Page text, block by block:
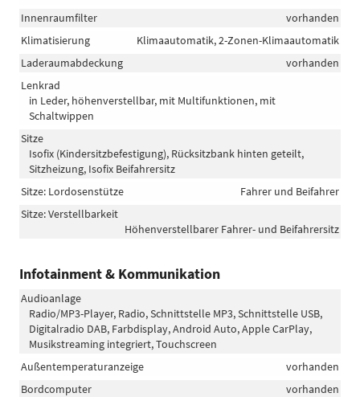
Innenraumfilter
vorhanden
Klimatisierung
Klimaautomatik, 2-Zonen-Klimaautomatik
Laderaumabdeckung
vorhanden
Lenkrad
in Leder, höhenverstellbar, mit Multifunktionen, mit
Schaltwippen
Sitze
Isofix (Kindersitzbefestigung), Rücksitzbank hinten geteilt,
Sitzheizung, Isofix Beifahrersitz
Sitze: Lordosenstütze
Fahrer und Beifahrer
Sitze: Verstellbarkeit
Höhenverstellbarer Fahrer- und Beifahrersitz
Infotainment & Kommunikation
Audioanlage
Radio/MP3-Player, Radio, Schnittstelle MP3, Schnittstelle USB,
Digitalradio DAB, Farbdisplay, Android Auto, Apple CarPlay,
Musikstreaming integriert, Touchscreen
Außentemperaturanzeige
vorhanden
Bordcomputer
vorhanden